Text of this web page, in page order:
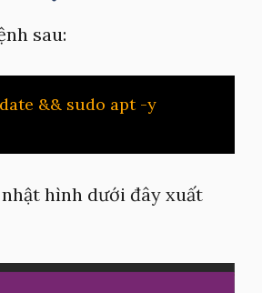
sau:
&& sudo apt -y
hình dưới đây xuất